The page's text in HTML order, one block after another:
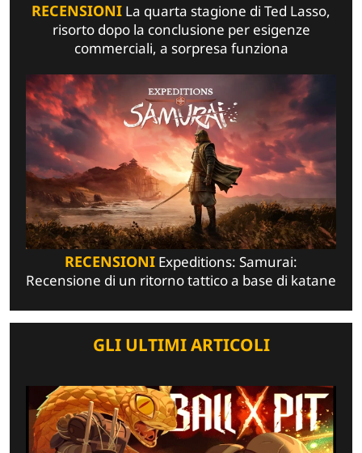
RECENSIONI La quarta stagione di Ted Lasso,
risorto dopo la conclusione per esigenze
commerciali, a sorpresa funziona
RECENSIONI Expeditions: Samurai:
Recensione di un ritorno tattico a base di katane
GLI ULTIMI ARTICOLI